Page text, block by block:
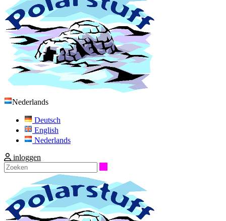
Nederlands
Deutsch
English
Nederlands
inloggen